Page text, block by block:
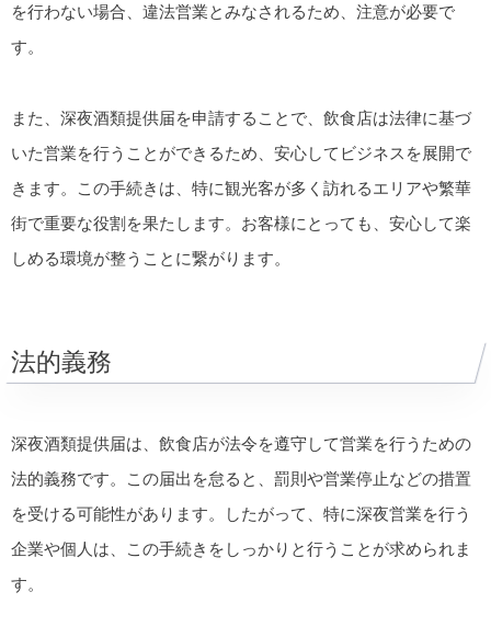
を行わない場合、違法営業とみなされるため、注意が必要で
す。
また、深夜酒類提供届を申請することで、飲食店は法律に基づ
いた営業を行うことができるため、安心してビジネスを展開で
きます。この手続きは、特に観光客が多く訪れるエリアや繁華
街で重要な役割を果たします。お客様にとっても、安心して楽
しめる環境が整うことに繋がります。
法的義務
深夜酒類提供届は、飲食店が法令を遵守して営業を行うための
法的義務です。この届出を怠ると、罰則や営業停止などの措置
を受ける可能性があります。したがって、特に深夜営業を行う
企業や個人は、この手続きをしっかりと行うことが求められま
す。